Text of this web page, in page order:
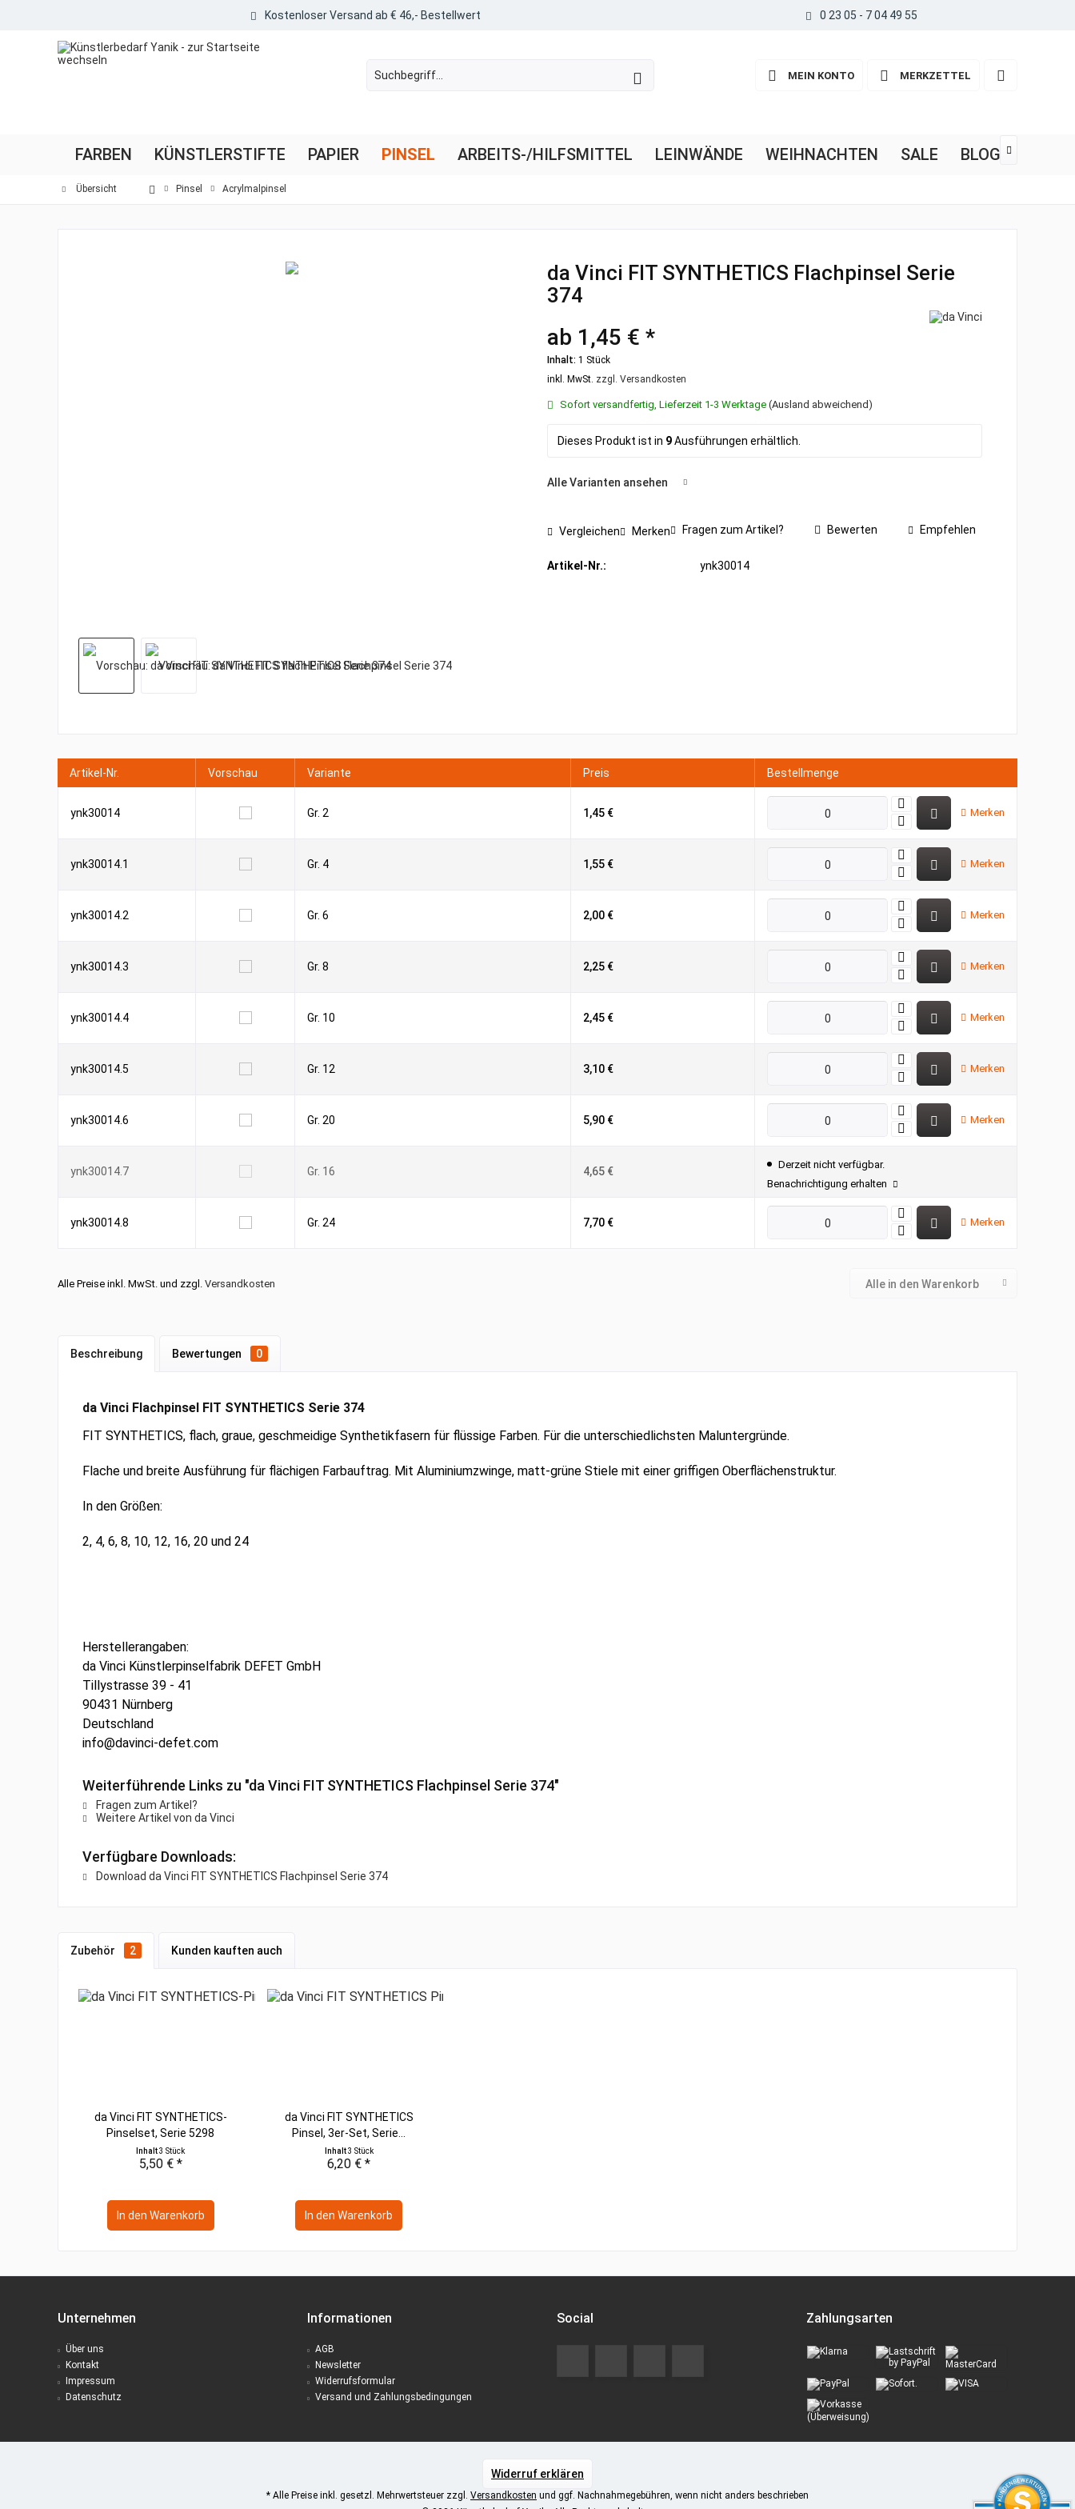
Kostenloser Versand ab € 46,- Bestellwert 0 23 05 - 7 04 49 55
MERKZETTEL
MEIN KONTO
FARBEN KÜNSTLERSTIFTE PAPIER PINSEL ARBEITS-/HILFSMITTEL LEINWÄNDE WEIHNACHTEN SALE BLOG 
Übersicht Pinsel Acrylmalpinsel
da Vinci FIT SYNTHETICS Flachpinsel Serie
374
ab 1,45 € *
Inhalt: 1 Stück
inkl. MwSt. zzgl. Versandkosten
Sofort versandfertig, Lieferzeit 1-3 Werktage (Ausland abweichend)
Dieses Produkt ist in 9Ausführungen erhältlich.
Alle Varianten ansehen
Vergleichen Merken Fragen zum Artikel? Bewerten Empfehlen
Artikel-Nr.: ynk30014
Artikel-Nr. Vorschau Variante Preis Bestellmenge
ynk30014 Gr. 2 1,45 € Merken
ynk30014.1 Gr. 4 1,55 € Merken
ynk30014.2 Gr. 6 2,00 € Merken
ynk30014.3 Gr. 8 2,25 € Merken
ynk30014.4 Gr. 10 2,45 € Merken
ynk30014.5 Gr. 12 3,10 € Merken
ynk30014.6 Gr. 20 5,90 € Merken
ynk30014.7 Gr. 16 4,65 €
Derzeit nicht verfügbar.
Benachrichtigung erhalten
ynk30014.8 Gr. 24 7,70 € Merken
Alle Preise inkl. MwSt. und zzgl. Versandkosten Alle in den Warenkorb
Beschreibung Bewertungen 0
da Vinci Flachpinsel FIT SYNTHETICS Serie 374
FIT SYNTHETICS, flach, graue, geschmeidige Synthetikfasern für flüssige Farben. Für die unterschiedlichsten Maluntergründe.
Flache und breite Ausführung für flächigen Farbauftrag. Mit Aluminiumzwinge, matt-grüne Stiele mit einer griffigen Oberflächenstruktur.
In den Größen:
2, 4, 6, 8, 10, 12, 16, 20 und 24
Herstellerangaben:
da Vinci Künstlerpinselfabrik DEFET GmbH
Tillystrasse 39 - 41
90431 Nürnberg
Deutschland
info@davinci-defet.com
Weiterführende Links zu "da Vinci FIT SYNTHETICS Flachpinsel Serie 374"
Fragen zum Artikel?
Weitere Artikel von da Vinci
Verfügbare Downloads:
Download da Vinci FIT SYNTHETICS Flachpinsel Serie 374
Zubehör 2 Kunden kauften auch
da Vinci FIT SYNTHETICS-
Pinselset, Serie 5298
Inhalt3 Stück
5,50 € *
In den Warenkorb
da Vinci FIT SYNTHETICS
Pinsel, 3er-Set, Serie...
Inhalt3 Stück
6,20 € *
In den Warenkorb
Unternehmen
Über uns
Kontakt
Impressum
Datenschutz
Informationen
AGB
Newsletter
Widerrufsformular
Versand und Zahlungsbedingungen
Social Zahlungsarten
Widerruf erklären
* Alle Preise inkl. gesetzl. Mehrwertsteuer zzgl. Versandkosten und ggf. Nachnahmegebühren, wenn nicht anders beschrieben